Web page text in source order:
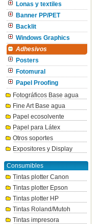
Lonas y textiles
Banner PP/PET
Backlit
Windows Graphics
Adhesivos
Posters
Fotomural
Papel Proofing
Fotográficos Base agua
Fine Art Base agua
Papel ecosolvente
Papel para Látex
Otros soportes
Expositores y Display
Consumibles
Tintas plotter Canon
Tintas plotter Epson
Tintas plotter HP
Tintas Roland/Mutoh
Tintas impresora